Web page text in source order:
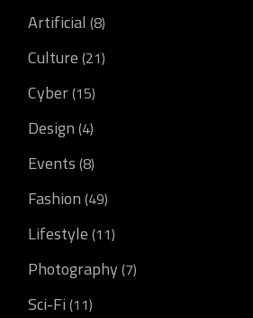
Artificial (8)
Culture (21)
Cyber(15)
Design (4)
Events (8)
Fashion (49)
Lifestyle (11)
Photography (7)
Sci-Fi (11)